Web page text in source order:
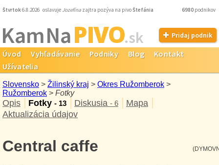
Štvrtok6.8.2026 oslavuje Jozefína zajtra pozýva na pivoŠtefánia 6980 podnikov
Kam NaPIVO.sk Pridaj podnik
Úvod Vyhľadávanie Podniky Blog
Kontakt
Užívatelia
Slovensko > Žilinský kraj > Okres Ružomberok >
Ružomberok > Fotky
Opis Fotky - 13 Diskusia - 6
Mapa
Aktualizácia údajov
Central caffe